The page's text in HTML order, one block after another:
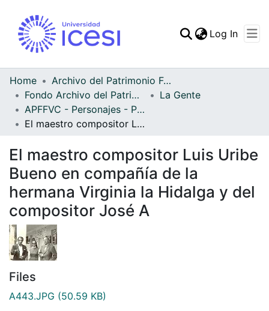
Statistics
Log In
Home
Archivo del Patrimonio Fotográfico y Fílmico del Valle del Cauca
Fondo Archivo del Patrimonio Fotográfico y Fílmico del Valle del Cauca
La Gente
APFFVC - Personajes - Patrimonial
El maestro compositor Luis Uribe Bueno en compañía de la hermana Virginia la Hidalga y del compositor José A
El maestro compositor Luis Uribe
Bueno en compañía de la
hermana Virginia la Hidalga y del
compositor José A
Files
A443.JPG (50.59 KB)